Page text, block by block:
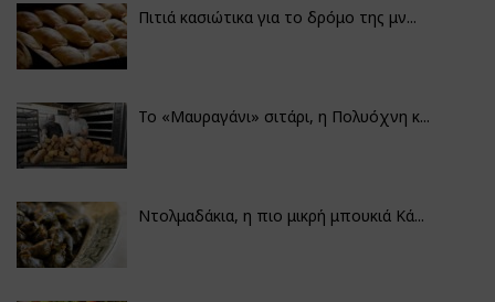
Πιτιά κασιώτικα για το δρόμο της μν...
Το «Μαυραγάνι» σιτάρι, η Πολυόχνη κ...
Ντολμαδάκια, η πιο μικρή μπουκιά Κά...